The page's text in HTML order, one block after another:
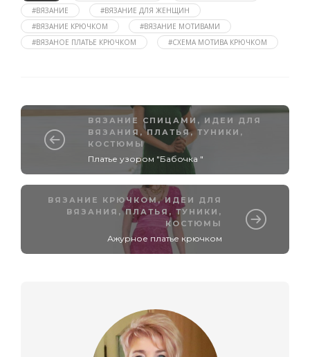
#ВЯЗАНИЕ
#ВЯЗАНИЕ ДЛЯ ЖЕНЩИН
#ВЯЗАНИЕ КРЮЧКОМ
#ВЯЗАНИЕ МОТИВАМИ
#ВЯЗАНОЕ ПЛАТЬЕ КРЮЧКОМ
#СХЕМА МОТИВА КРЮЧКОМ
ВЯЗАНИЕ СПИЦАМИ , ИДЕИ ДЛЯ
ВЯЗАНИЯ ,ПЛАТЬЯ, ТУНИКИ,
КОСТЮМЫ
Платье узором "Бабочка "
ВЯЗАНИЕ КРЮЧКОМ,ИДЕИ ДЛЯ
ВЯЗАНИЯ ,ПЛАТЬЯ, ТУНИКИ,
КОСТЮМЫ
Ажурное платье крючком